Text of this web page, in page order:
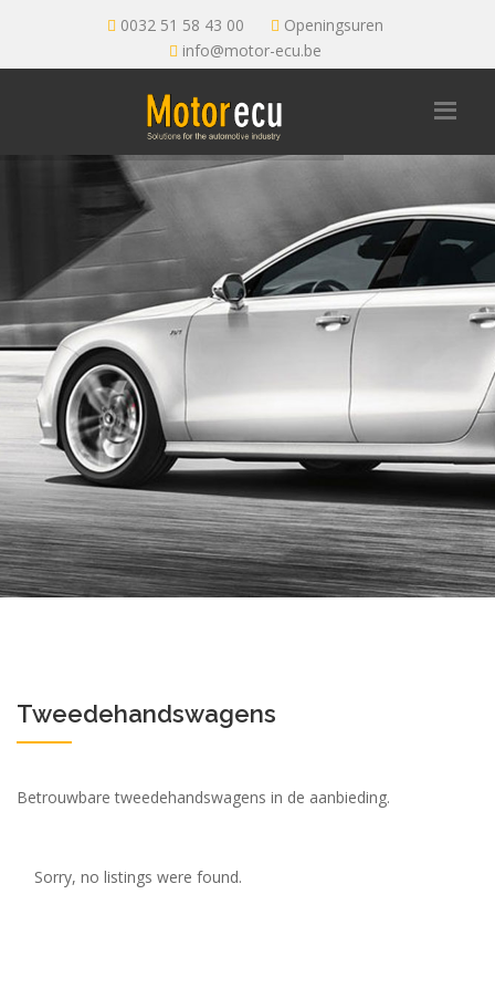
0032 51 58 43 00
Openingsuren
info@motor-ecu.be
Tweedehandswagens
Betrouwbare tweedehandswagens in de aanbieding.
Sorry, no listings were found.